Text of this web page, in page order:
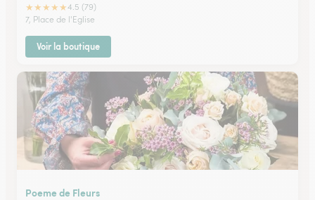
★★★★★4.5 (79)
7, Place de l'Eglise
Voir la boutique
Poeme de Fleurs